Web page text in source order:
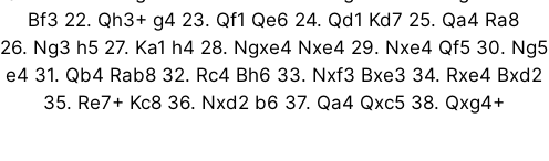
Bf3 22. Qh3+ g4 23. Qf1 Qe6 24. Qd1 Kd7 25. Qa4 Ra8
26. Ng3 h5 27. Ka1 h4 28. Ngxe4 Nxe4 29. Nxe4 Qf5 30. Ng5
e4 31. Qb4 Rab8 32. Rc4 Bh6 33. Nxf3 Bxe3 34. Rxe4 Bxd2
35. Re7+ Kc8 36. Nxd2 b6 37. Qa4 Qxc5 38. Qxg4+